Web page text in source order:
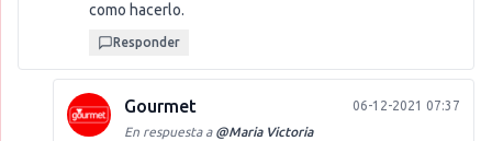
como hacerlo.
Responder
Gourmet
06-12-2021 07:37
En respuesta a @Maria Victoria